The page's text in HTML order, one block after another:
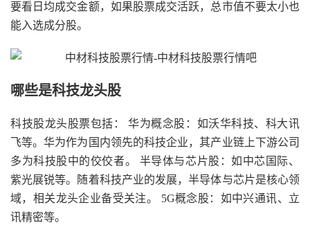
要看日均成交金额，如果股票成交活跃，总市值不要太小也
能入选成分股。
哪些是科技龙头股
科技股龙头股票包括： 华为概念股：如沃华科技、科大讯
飞等。华为作为国内领先的科技企业，其产业链上下游公司
多为科技股中的佼佼者。 半导体与芯片股：如中芯国际、
紫光展锐等。随着科技产业的发展，半导体与芯片是核心领
域，相关龙头企业备受关注。 5G概念股：如中兴通讯、立
讯精密等。